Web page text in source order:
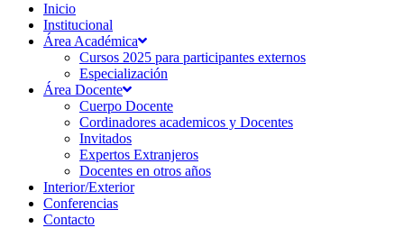
Inicio
Institucional
Área Académica
Cursos 2025 para participantes externos
Especialización
Área Docente
Cuerpo Docente
Cordinadores academicos y Docentes
Invitados
Expertos Extranjeros
Docentes en otros años
Interior/Exterior
Conferencias
Contacto